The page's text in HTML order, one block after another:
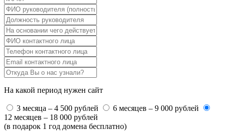
На какой период нужен сайт
3 месяца – 4 500 рублей
6 месяцев – 9 000 рублей
12 месяцев – 18 000 рублей
(в подарок 1 год домена бесплатно)